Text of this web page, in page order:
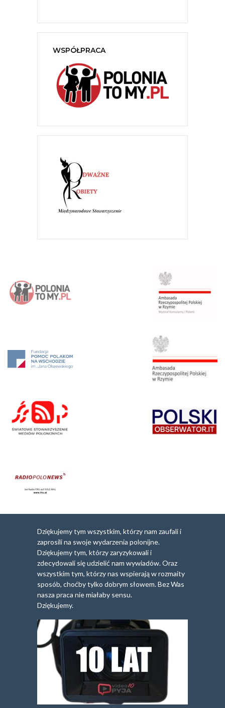
WSPÓŁPRACA
Dziękujemy tym wszystkim, którzy nam zaufali i
zaprosili na swoje wydarzenia polonijne.
Dziękujemy tym, którzy zaryzykowali i
zdecydowali się udzielić nam wywiadów. Oraz
wszystkim tym, którzy nas wspierają w rozmaity
sposób, choćby tylko dobrym słowem. Bez Was
nasza praca nie miałaby sensu.
Dziękujemy.